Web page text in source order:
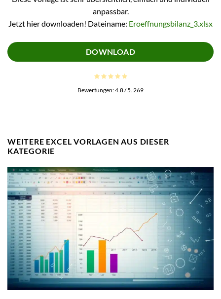
anpassbar.
Jetzt hier downloaden! Dateiname: Eroeffnungsbilanz_3.xlsx
DOWNLOAD
Bewertungen:4.8/ 5. 269
WEITERE EXCEL VORLAGEN AUS DIESER
KATEGORIE